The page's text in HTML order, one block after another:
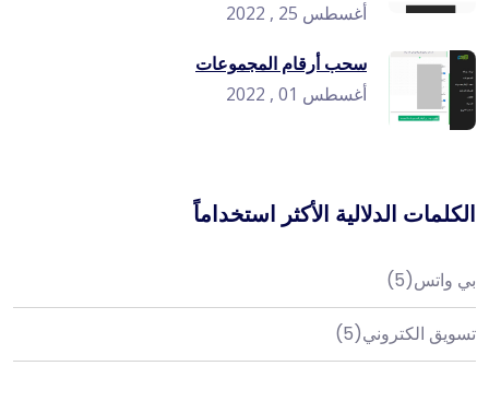
أغسطس 25 , 2022
سحب أرقام المجموعات
أغسطس 01 , 2022
الكلمات الدلالية الأكثر استخداماً
بي واتس(5)
تسويق الكتروني(5)